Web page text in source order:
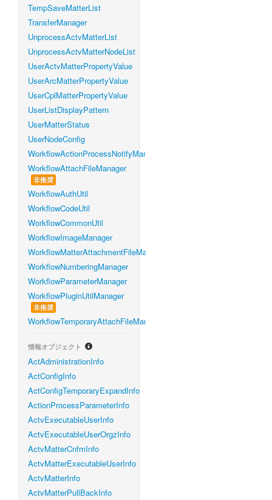
TempSaveMatterList
TransferManager
UnprocessActvMatterList
UnprocessActvMatterNodeList
UserActvMatterPropertyValue
UserArcMatterPropertyValue
UserCplMatterPropertyValue
UserListDisplayPattern
UserMatterStatus
UserNodeConfig
WorkflowActionProcessNotifyManager
WorkflowAttachFileManager
非推奨
WorkflowAuthUtil
WorkflowCodeUtil
WorkflowCommonUtil
WorkflowImageManager
WorkflowMatterAttachmentFileManager
WorkflowNumberingManager
WorkflowParameterManager
WorkflowPluginUtilManager
非推奨
WorkflowTemporaryAttachFileManager
情報オブジェクト
ActAdministrationInfo
ActConfigInfo
ActConfigTemporaryExpandInfo
ActionProcessParameterInfo
ActvExecutableUserInfo
ActvExecutableUserOrgzInfo
ActvMatterCnfmInfo
ActvMatterExecutableUserInfo
ActvMatterInfo
ActvMatterPullBackInfo